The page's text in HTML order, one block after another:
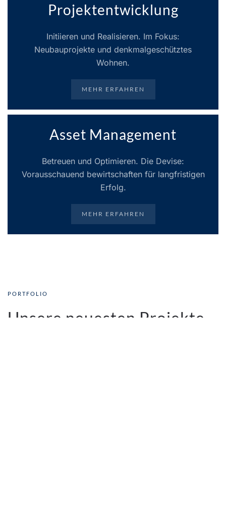
Projektentwicklung
Initiieren und Realisieren. Im Fokus:
Neubauprojekte und denkmalgeschütztes
Wohnen.
MEHR ERFAHREN
Asset Management
Betreuen und Optimieren. Die Devise:
Vorausschauend bewirtschaften für langfristigen
Erfolg.
MEHR ERFAHREN
PORTFOLIO
Unsere neuesten Projekte